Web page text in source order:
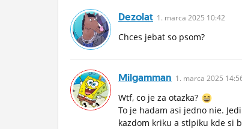
ROLETA
Dezolat 1. marca 2025 10:42
Chces jebat so psom?
Milgamman 1. marca 2025
Wtf, co je za otazka?
To je hadam asi jedno nie.
kazdom kriku a stlpiku kde si